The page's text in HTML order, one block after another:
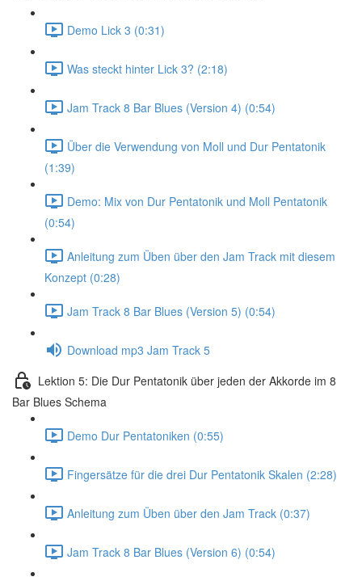
Demo Lick 3 (0:31)
Was steckt hinter Lick 3? (2:18)
Jam Track 8 Bar Blues (Version 4) (0:54)
Über die Verwendung von Moll und Dur Pentatonik
(1:39)
Demo: Mix von Dur Pentatonik und Moll Pentatonik
(0:54)
Anleitung zum Üben über den Jam Track mit diesem
Konzept (0:28)
Jam Track 8 Bar Blues (Version 5) (0:54)
Download mp3 Jam Track 5
Lektion 5: Die Dur Pentatonik über jeden der Akkorde im 8
Bar Blues Schema
Demo Dur Pentatoniken (0:55)
Fingersätze für die drei Dur Pentatonik Skalen (2:28)
Anleitung zum Üben über den Jam Track (0:37)
Jam Track 8 Bar Blues (Version 6) (0:54)